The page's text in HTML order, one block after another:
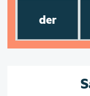
der